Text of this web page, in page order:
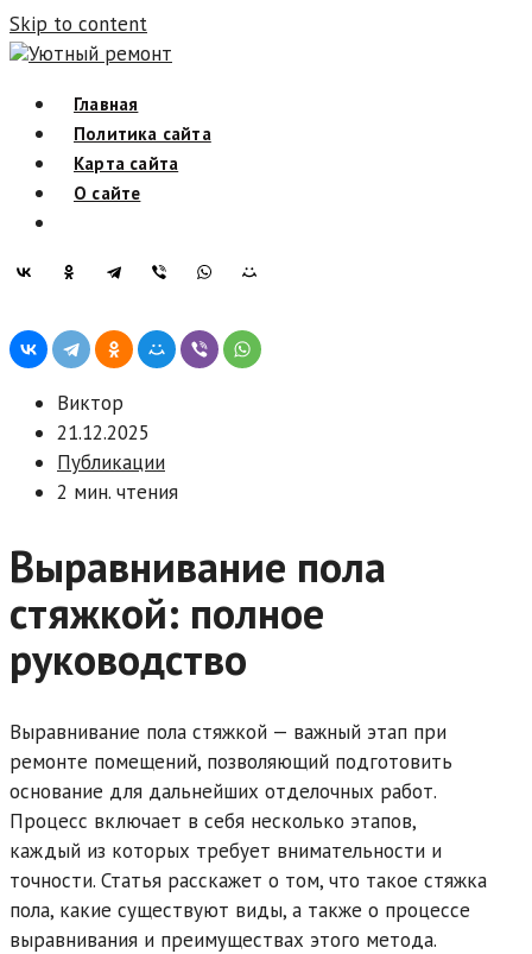
Skip to content
Уютный ремонт
Главная
Политика сайта
Карта сайта
О сайте
Виктор
21.12.2025
Публикации
2 мин. чтения
Выравнивание пола
стяжкой: полное
руководство
Выравнивание пола стяжкой — важный этап при
ремонте помещений, позволяющий подготовить
основание для дальнейших отделочных работ.
Процесс включает в себя несколько этапов,
каждый из которых требует внимательности и
точности. Статья расскажет о том, что такое стяжка
пола, какие существуют виды, а также о процессе
выравнивания и преимуществах этого метода.